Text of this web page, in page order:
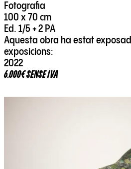
Fotografia
100 x 70 cm
Ed. 1/5 + 2 PA
Aquesta obra ha estat
exposicions:
2022
6.000€ SENSE IVA